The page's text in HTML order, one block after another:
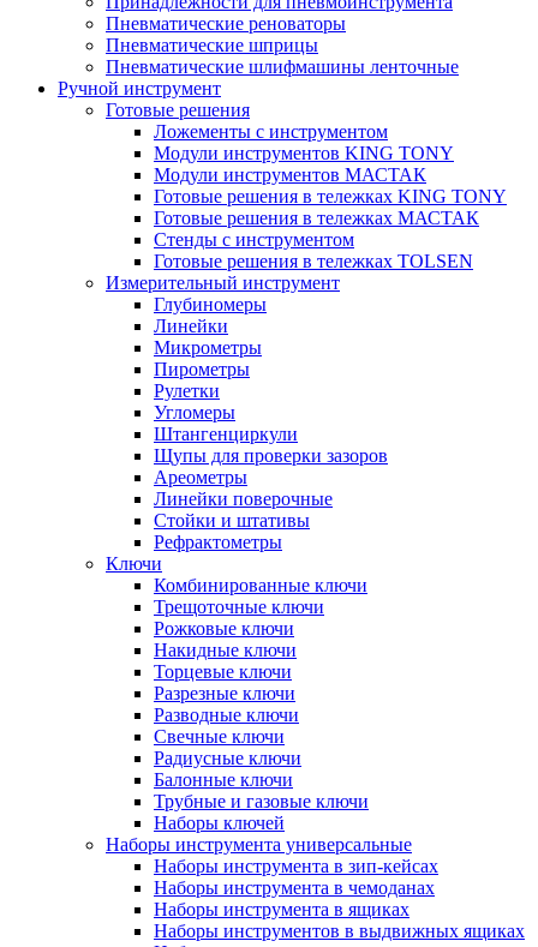
Пневматические реноваторы
Пневматические шприцы
Пневматические шлифмашины ленточные
Ручной инструмент
Готовые решения
Ложементы с инструментом
Модули инструментов KING TONY
Модули инструментов МАСТАК
Готовые решения в тележках KING TONY
Готовые решения в тележках МАСТАК
Стенды с инструментом
Готовые решения в тележках TOLSEN
Измерительный инструмент
Глубиномеры
Линейки
Микрометры
Пирометры
Рулетки
Угломеры
Штангенциркули
Щупы для проверки зазоров
Ареометры
Линейки поверочные
Стойки и штативы
Рефрактометры
Ключи
Комбинированные ключи
Трещоточные ключи
Рожковые ключи
Накидные ключи
Торцевые ключи
Разрезные ключи
Разводные ключи
Свечные ключи
Радиусные ключи
Балонные ключи
Трубные и газовые ключи
Наборы ключей
Наборы инструмента универсальные
Наборы инструмента в зип-кейсах
Наборы инструмента в чемоданах
Наборы инструмента в ящиках
Наборы инструментов в выдвижных ящиках